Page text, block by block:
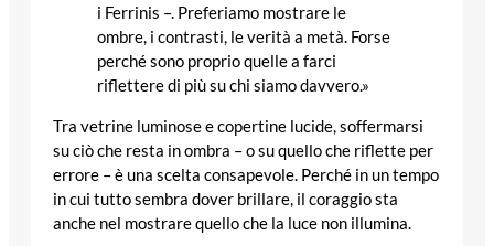
i Ferrinis –. Preferiamo mostrare le
ombre, i contrasti, le verità a metà. Forse
perché sono proprio quelle a farci
riflettere di più su chi siamo davvero.»
Tra vetrine luminose e copertine lucide, soffermarsi
su ciò che resta in ombra – o su quello che riflette per
errore – è una scelta consapevole. Perché in un tempo
in cui tutto sembra dover brillare, il coraggio sta
anche nel mostrare quello che la luce non illumina.